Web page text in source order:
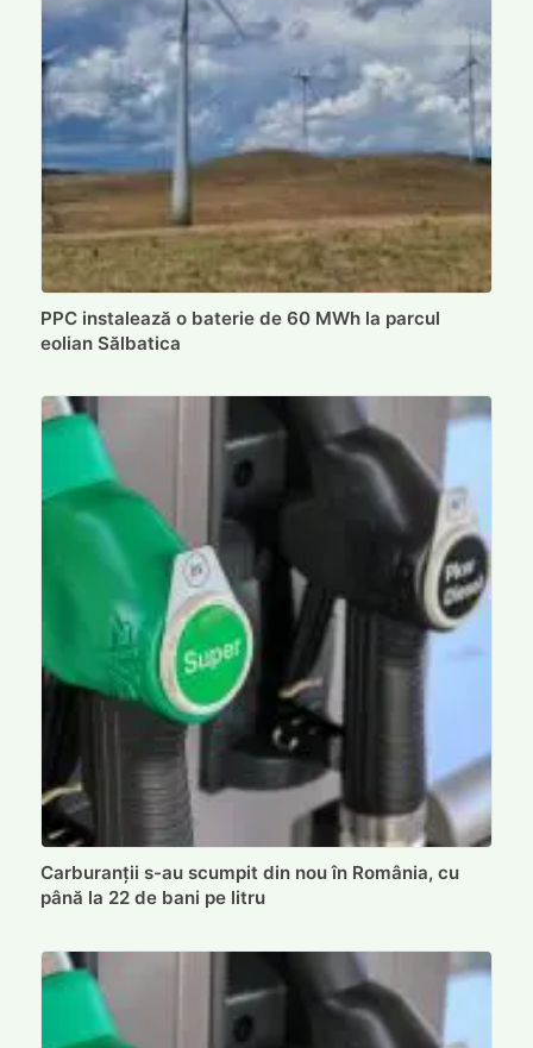
PPC instalează o baterie de 60 MWh la parcul
eolian Sălbatica
Carburanții s-au scumpit din nou în România, cu
până la 22 de bani pe litru